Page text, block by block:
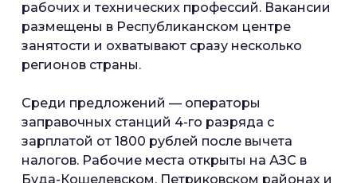
рабочих и технических профессий. Вакансии
размещены в Республиканском центре
занятости и охватывают сразу несколько
регионов страны.
Среди предложений — операторы
заправочных станций 4-го разряда с
зарплатой от 1800 рублей после вычета
налогов. Рабочие места открыты на АЗС в
Буда-Кошелевском, Петриковском районах и